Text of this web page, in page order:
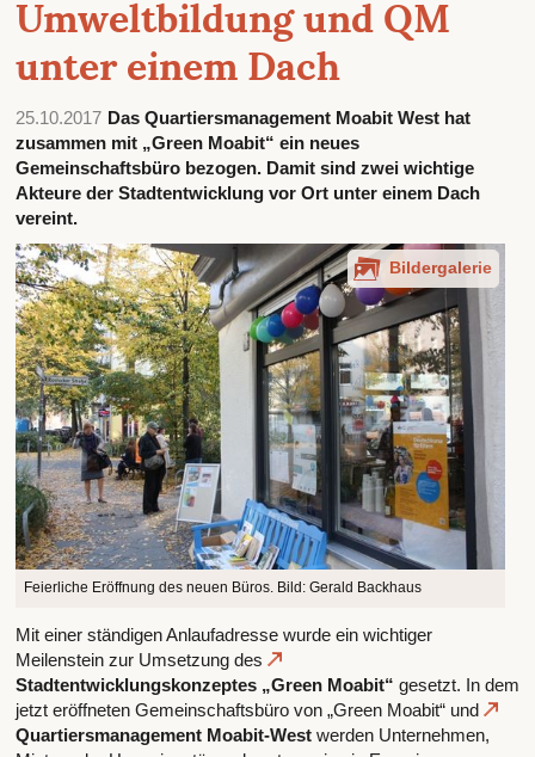
Umweltbildung und QM
unter einem Dach
25.10.2017 Das Quartiersmanagement Moabit West hat
zusammen mit „Green Moabit“ ein neues
Gemeinschaftsbüro bezogen. Damit sind zwei wichtige
Akteure der Stadtentwicklung vor Ort unter einem Dach
vereint.
Feierliche Eröffnung des neuen Büros. Bild: Gerald Backhaus
Bildergalerie
Mit einer ständigen Anlaufadresse wurde ein wichtiger
Meilenstein zur Umsetzung des
Stadtentwicklungskonzeptes „Green Moabit“ gesetzt. In dem
jetzt eröffneten Gemeinschaftsbüro von „Green Moabit“ und
Quartiersmanagement Moabit-Westwerden Unternehmen,